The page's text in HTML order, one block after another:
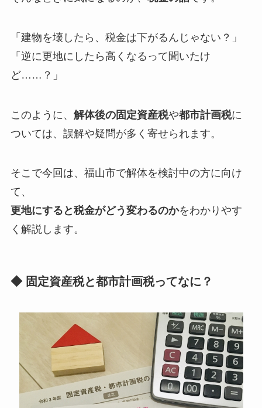
「建物を壊したら、税金は下がるんじゃない？」
「逆に更地にしたら高くなるって聞いたけ
ど……？」
このように、 解体後の固定資産税や都市計画税に
ついては、誤解や疑問が多く寄せられます。
そこで今回は、福山市で解体を検討中の方に向け
て、
更地にすると税金がどう変わるのかをわかりやす
く解説します。
◆ 固定資産税と都市計画税ってなに？